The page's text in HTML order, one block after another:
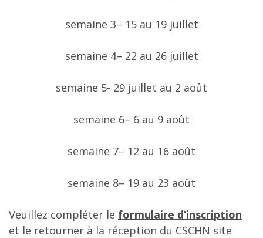
semaine 3– 15 au 19 juillet
semaine 4– 22 au 26 juillet
semaine 5- 29 juillet au 2 août
semaine 6– 6 au 9 août
semaine 7– 12 au 16 août
semaine 8– 19 au 23 août
Veuillez compléter le formulaire d’inscription
et le retourner à la réception du CSCHN site